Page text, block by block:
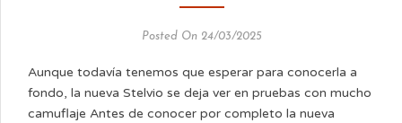
Posted On 24/03/2025
Aunque todavía tenemos que esperar para conocerla a
fondo, la nueva Stelvio se deja ver en pruebas con mucho
camuflaje Antes de conocer por completo la nueva